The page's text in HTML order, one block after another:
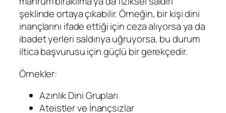
şeklinde ortaya çıkabilir. Örneğin, bir kişi dini
inançlarını ifade ettiği için ceza alıyorsa ya da
ibadet yerleri saldırıya uğruyorsa, bu durum
iltica başvurusu için güçlü bir gerekçedir.
Örnekler:
Azınlık Dini Grupları
Ateistler ve İnançsızlar